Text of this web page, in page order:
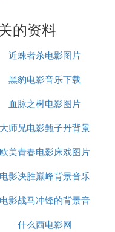
... Ashley Parker
的资料
近蛛者杀电影图片
黑豹电影音乐下载
血脉之树电影图片
大师兄电影甄子丹背景
音乐
欧美青春电影床戏图片
电影决胜巅峰背景音乐
电影战马冲锋的背景音
乐
什么西电影网